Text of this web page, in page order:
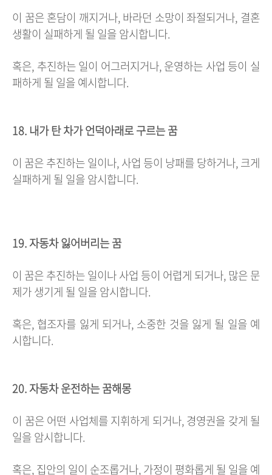
이 꿈은 혼담이 깨지거나, 바라던 소망이 좌절되거나, 결혼
생활이 실패하게 될 일을 암시합니다.
혹은, 추진하는 일이 어그러지거나, 운영하는 사업 등이 실
패하게 될 일을 예시합니다.
18. 내가 탄 차가 언덕아래로 구르는 꿈
이 꿈은 추진하는 일이나, 사업 등이 낭패를 당하거나, 크게
실패하게 될 일을 암시합니다.
19. 자동차 잃어버리는 꿈
이 꿈은 추진하는 일이나 사업 등이 어렵게 되거나, 많은 문
제가 생기게 될 일을 암시합니다.
혹은, 협조자를 잃게 되거나, 소중한 것을 잃게 될 일을 예
시합니다.
20. 자동차 운전하는 꿈해몽
이 꿈은 어떤 사업체를 지휘하게 되거나, 경영권을 갖게 될
일을 암시합니다.
혹은, 집안의 일이 순조롭거나, 가정이 평화롭게 될 일을 예